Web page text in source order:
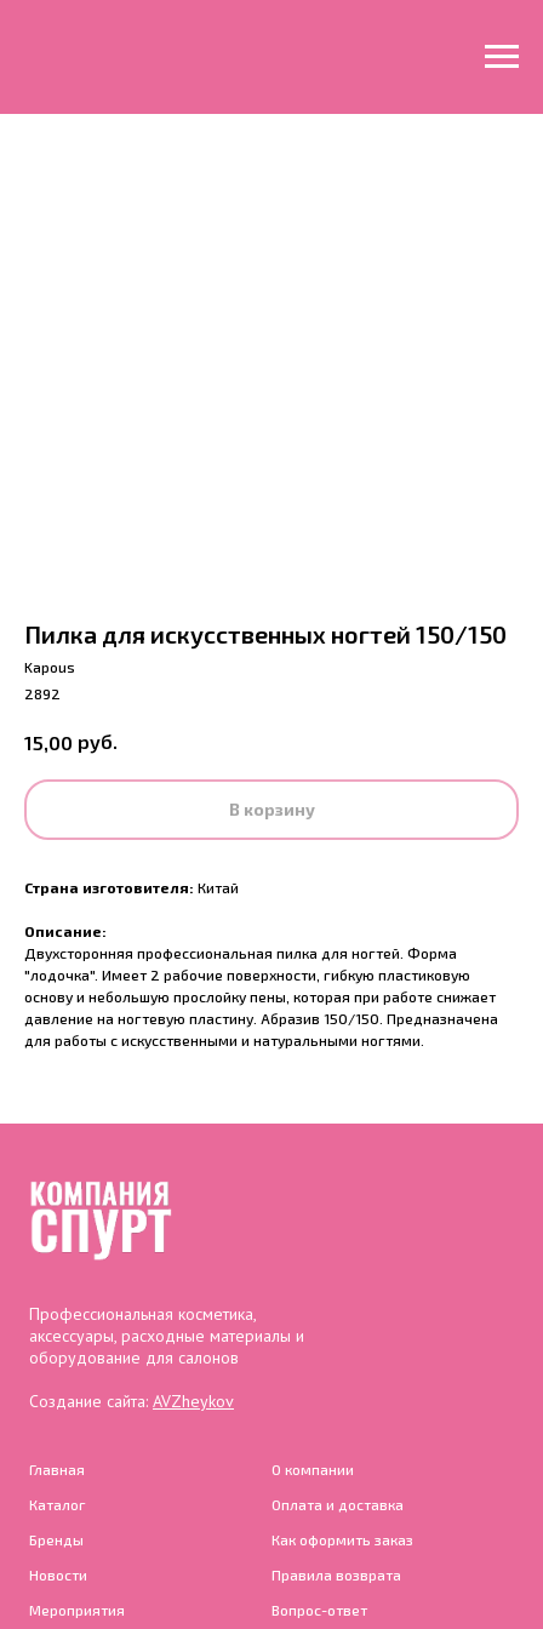
Пилка для искуcственных ногтей 150/150
Kapous
2892
15,00 руб.
В корзину
Страна изготовителя: Китай
Описание:
Двухсторонняя профессиональная пилка для ногтей. Форма
"лодочка". Имеет 2 рабочие поверхности, гибкую пластиковую
основу и небольшую прослойку пены, которая при работе снижает
давление на ногтевую пластину. Абразив 150/150. Предназначена
для работы с искусственными и натуральными ногтями.
Профессиональная косметика,
аксессуары, расходные материалы и
оборудование для салонов
Создание сайта: AVZheykov
Главная
Каталог
Бренды
Новости
Мероприятия
О компании
Оплата и доставка
Как оформить заказ
Правила возврата
Вопрос-ответ